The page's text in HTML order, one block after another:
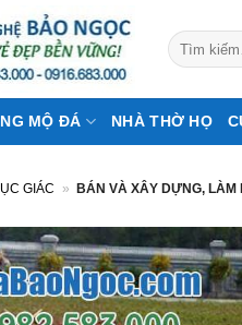
Tìm
kiếm:
MỘ ĐÁ NHÀ THỜ HỌ
GIÁC » BÁN VÀ XÂY DỰNG,